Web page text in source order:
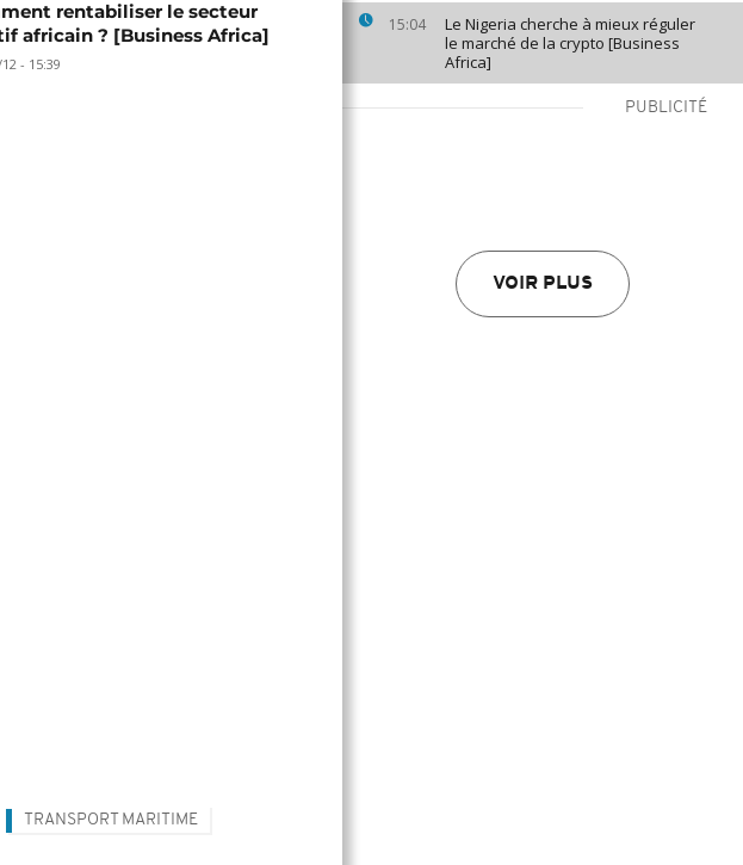
15:04
Le Nigeria cherche à mieux réguler
le marché de la crypto [Business
Africa]
PUBLICITÉ
VOIR PLUS
rentabiliser le secteur
africain ? [Business Africa]
- 15:39
TRANSPORT MARITIME